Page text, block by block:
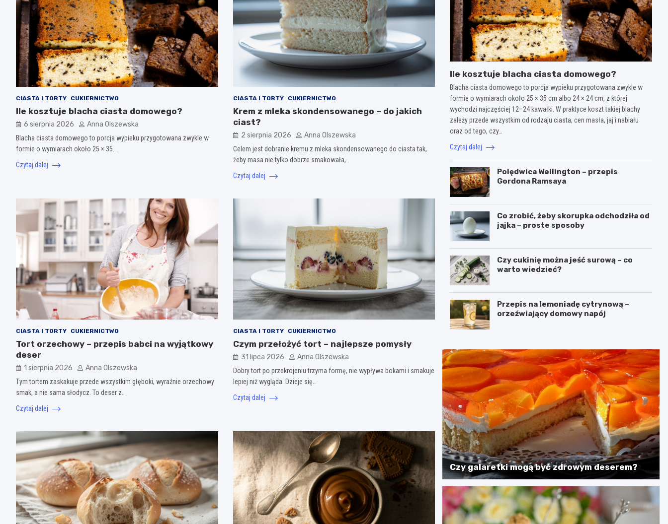
CIASTA I TORTY CUKIERNICTWO
Ile kosztuje blacha ciasta domowego?
6 sierpnia 2026 Anna Olszewska
Blacha ciasta domowego to porcja wypieku przygotowana zwykle w
formie o wymiarach około 25 × 35…
Czytaj dalej
CIASTA I TORTY CUKIERNICTWO
Krem z mleka skondensowanego – do jakich
ciast?
2 sierpnia 2026 Anna Olszewska
Celem jest dobranie kremu z mleka skondensowanego do ciasta tak,
żeby masa nie tylko dobrze smakowała,…
Czytaj dalej
CIASTA I TORTY CUKIERNICTWO
Tort orzechowy – przepis babci na wyjątkowy
deser
1 sierpnia 2026 Anna Olszewska
Tym tortem zaskakuje przede wszystkim głęboki, wyraźnie orzechowy
smak, a nie sama słodycz. To deser z…
Czytaj dalej
CIASTA I TORTY CUKIERNICTWO
Czym przełożyć tort – najlepsze pomysły
31 lipca 2026 Anna Olszewska
Dobry tort po przekrojeniu trzyma formę, nie wypływa bokami i smakuje
lepiej niż wygląda. Dzieje się…
Czytaj dalej
Ile kosztuje blacha ciasta domowego?
Blacha ciasta domowego to porcja wypieku przygotowana zwykle w
formie o wymiarach około 25 × 35 cm albo 24 × 24 cm, z której
wychodzi najczęściej 12–24 kawałki. W praktyce koszt takiej blachy
zależy przede wszystkim od rodzaju ciasta, cen masła, jaj i nabiału
oraz od tego, czy…
Czytaj dalej
Polędwica Wellington – przepis
Gordona Ramsaya
Co zrobić, żeby skorupka odchodziła od
jajka – proste sposoby
Czy cukinię można jeść surową – co
warto wiedzieć?
Przepis na lemoniadę cytrynową –
orzeźwiający domowy napój
Czy galaretki mogą być zdrowym deserem?